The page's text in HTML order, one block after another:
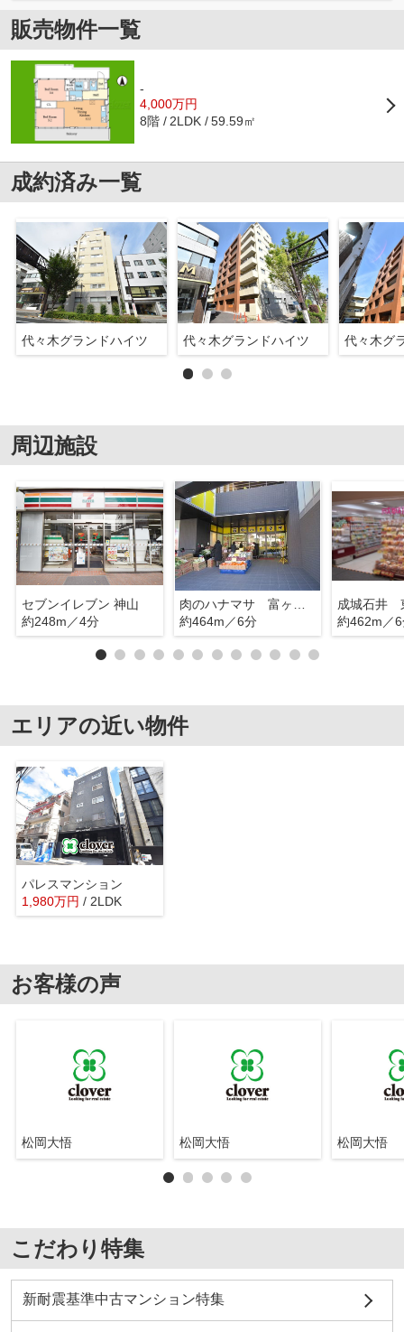
販売物件一覧
-
4,000万円
8階 2LDK 59.59㎡
成約済み一覧
代々木グランドハイツ 代々木グランドハイツ 代々木グ
周辺施設
セブンイレブン 神山
約248m／4分
約464m／6分
成城石井
約462m／
エリアの近い物件
パレスマンション
1,980万円 / 2LDK
お客様の声
松岡大悟 松岡大悟 松岡大悟
こだわり特集
新耐震基準中古マンション特集